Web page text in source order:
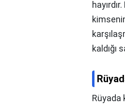
kaldığı
Rüyada